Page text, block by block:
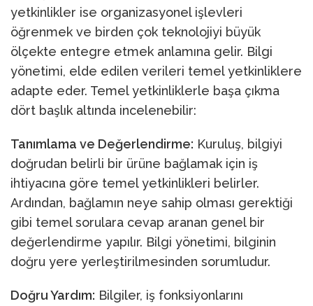
yetkinlikler ise organizasyonel işlevleri
öğrenmek ve birden çok teknolojiyi büyük
ölçekte entegre etmek anlamına gelir. Bilgi
yönetimi, elde edilen verileri temel yetkinliklere
adapte eder. Temel yetkinliklerle başa çıkma
dört başlık altında incelenebilir:
Tanımlama ve Değerlendirme: Kuruluş, bilgiyi
doğrudan belirli bir ürüne bağlamak için iş
ihtiyacına göre temel yetkinlikleri belirler.
Ardından, bağlamın neye sahip olması gerektiği
gibi temel sorulara cevap aranan genel bir
değerlendirme yapılır. Bilgi yönetimi, bilginin
doğru yere yerleştirilmesinden sorumludur.
Doğru Yardım: Bilgiler, iş fonksiyonlarını